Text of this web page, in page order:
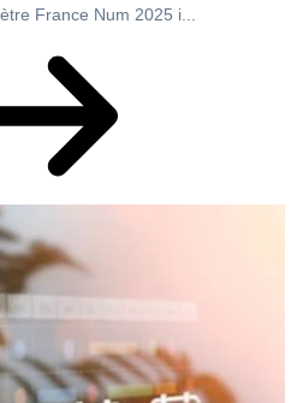
France Num 2025 i...